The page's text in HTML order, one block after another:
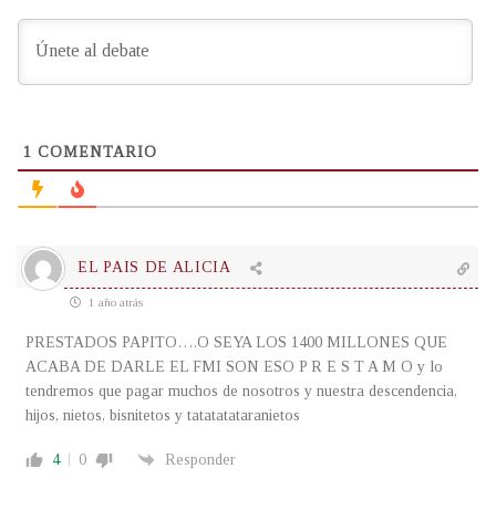
1 COMENTARIO
EL PAIS DE ALICIA
1 año atrás
PRESTADOS PAPITO….O SEYA LOS 1400 MILLONES QUE
ACABA DE DARLE EL FMI SON ESO P R E S T A M O y lo
tendremos que pagar muchos de nosotros y nuestra descendencia,
hijos, nietos, bisnitetos y tatatatataranietos
4 0 Responder